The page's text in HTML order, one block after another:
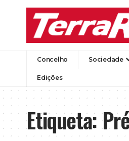
Concelho Sociedade
Edições
Etiqueta: